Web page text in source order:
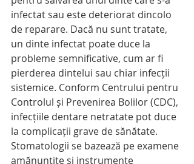
infectat sau este deteriorat dincolo
de reparare. Dacă nu sunt tratate,
un dinte infectat poate duce la
probleme semnificative, cum ar fi
pierderea dintelui sau chiar infecții
sistemice. Conform Centrului pentru
Controlul și Prevenirea Bolilor (CDC),
infecțiile dentare netratate pot duce
la complicații grave de sănătate.
Stomatologii se bazează pe examene
amănunțite și instrumente